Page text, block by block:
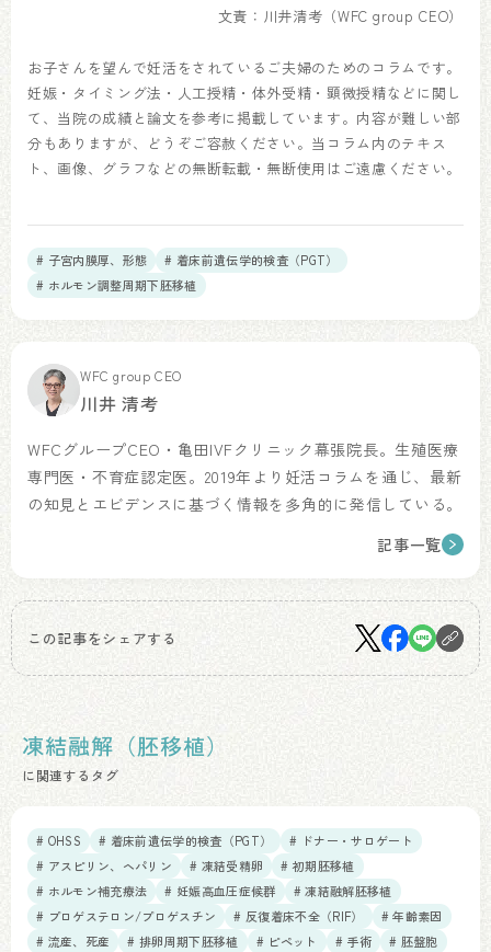
文責：川井清考（WFC group CEO）
お子さんを望んで妊活をされているご夫婦のためのコラムです。
妊娠・タイミング法・人工授精・体外受精・顕微授精などに関し
て、当院の成績と論文を参考に掲載しています。内容が難しい部
分もありますが、どうぞご容赦ください。当コラム内のテキス
ト、画像、グラフなどの無断転載・無断使用はご遠慮ください。
# 子宮内膜厚、形態
# 着床前遺伝学的検査（PGT）
# ホルモン調整周期下胚移植
WFC group CEO
川井 清考
WFCグループCEO・亀田IVFクリニック幕張院長。生殖医療
専門医・不育症認定医。2019年より妊活コラムを通じ、最新
の知見とエビデンスに基づく情報を多角的に発信している。
記事一覧
この記事をシェアする
凍結融解（胚移植）
に関連するタグ
# OHSS # 着床前遺伝学的検査（PGT）
# ドナー・サロゲート
# アスピリン、ヘパリン
# 凍結受精卵
# 初期胚移植
# ホルモン補充療法
# 妊娠高血圧症候群
# 凍結融解胚移植
# プロゲステロン/プロゲスチン
# 反復着床不全（RIF）
# 年齢素因
# 流産、死産
# 排卵周期下胚移植 # ピペット # 手術
# 胚盤胞